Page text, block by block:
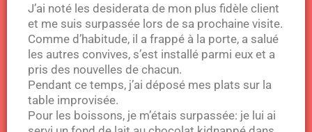
J’ai noté les desiderata de mon plus fidèle client
et me suis surpassée lors de sa prochaine visite.
Comme d’habitude, il a frappé à la porte, a salué
les autres convives, s’est installé parmi eux et a
pris des nouvelles de chacun.
Pendant ce temps, j’ai déposé mes plats sur la
table improvisée.
Pour les boissons, je m’étais surpassée: je lui ai